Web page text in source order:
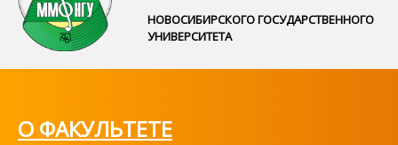
НОВОСИБИРСКОГО ГОСУДАРСТВЕННОГО
УНИВЕРСИТЕТА
О ФАКУЛЬТЕТЕ